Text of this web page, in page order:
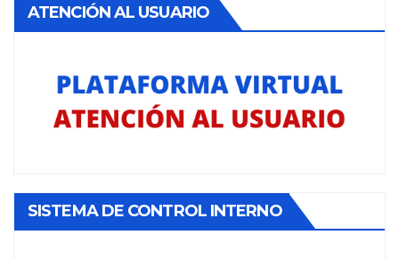
ATENCIÓN AL USUARIO
SISTEMA DE CONTROL INTERNO